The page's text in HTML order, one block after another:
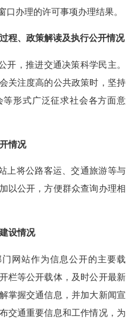
口办理的许可事项办理结果。
程、政策解读及执行公开情况
开，推进交通决策科学民主。
关注度高的公共政策时，坚持
形式广泛征求社会各方面意
情况
上将公路客运、交通旅游等与
以公开，方便群众查询办理相
设情况
网站作为信息公开的主要载
栏等公开载体，及时公开最新
掌握交通信息，并加大新闻宣
交通重要信息和工作情况，为